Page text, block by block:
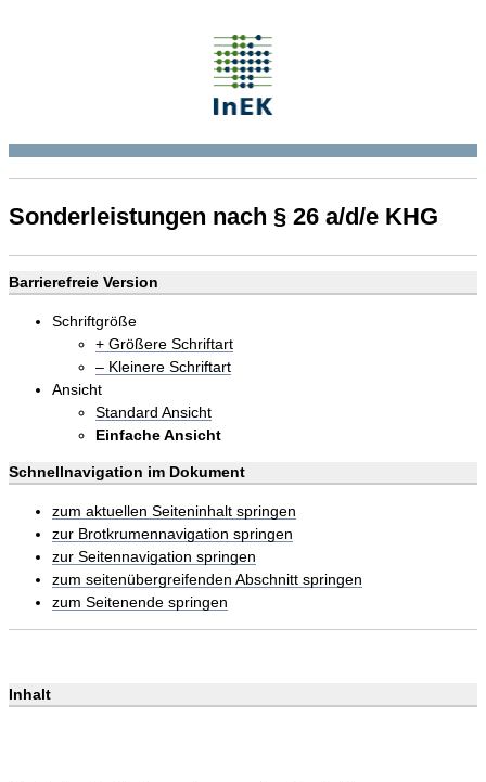
Sonderleistungen nach § 26 a/d/e KHG
Barrierefreie Version
Schriftgröße
+ Größere Schriftart
– Kleinere Schriftart
Ansicht
Standard Ansicht
Einfache Ansicht
Schnellnavigation im Dokument
zum aktuellen Seiteninhalt springen
zur Brotkrumennavigation springen
zur Seitennavigation springen
zum seitenübergreifenden Abschnitt springen
zum Seitenende springen
Inhalt